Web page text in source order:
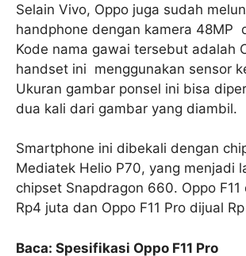
Selain Vivo, Oppo juga sudah
handphone dengan kamera 48MP
Kode nama gawai tersebut adalah
handset ini menggunakan sensor
Ukuran gambar ponsel ini bisa
dua kali dari gambar yang diambil.
Smartphone ini dibekali dengan
Mediatek Helio P70, yang menjadi
chipset Snapdragon 660. Oppo
Rp4 juta dan Oppo F11 Pro dijual
Baca: Spesifikasi Oppo F11 Pro